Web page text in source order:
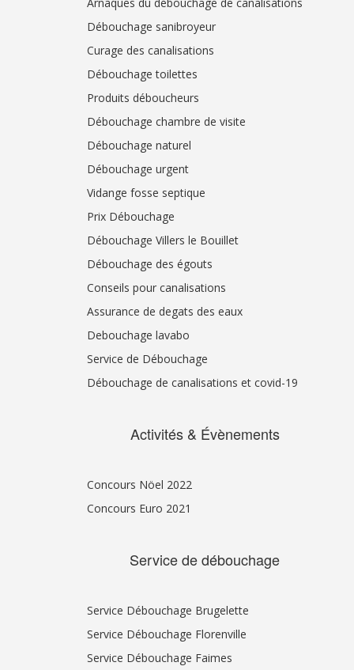
Arnaques du débouchage de canalisations
Débouchage sanibroyeur
Curage des canalisations
Débouchage toilettes
Produits déboucheurs
Débouchage chambre de visite
Débouchage naturel
Débouchage urgent
Vidange fosse septique
Prix Débouchage
Débouchage Villers le Bouillet
Débouchage des égouts
Conseils pour canalisations
Assurance de degats des eaux
Debouchage lavabo
Service de Débouchage
Débouchage de canalisations et covid-19
Activités & Évènements
Concours Nöel 2022
Concours Euro 2021
Service de débouchage
Service Débouchage Brugelette
Service Débouchage Florenville
Service Débouchage Faimes